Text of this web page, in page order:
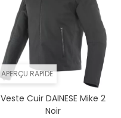
APERÇU RAPIDE
Veste Cuir DAINESE Mike 2
Noir